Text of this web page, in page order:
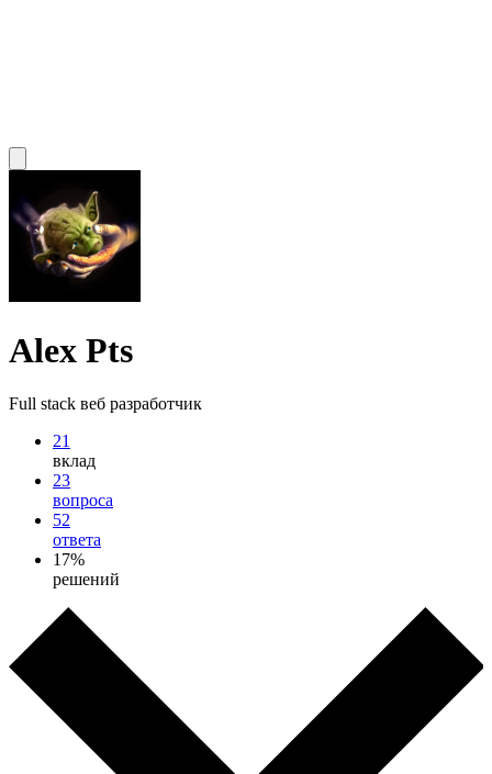
Alex Pts
Full stack веб разработчик
21
вклад
23
вопроса
52
ответа
17%
решений